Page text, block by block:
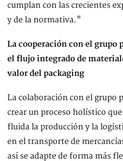
cumplan con las crecientes
y de la normativa."
La cooperación con el grupo
el flujo integrado de
valor del packaging
La colaboración con el grupo
crear un proceso holístico
fluida la producción y la
en el transporte de
así se adapte de forma más